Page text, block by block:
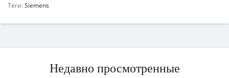
Теги:Siemens
Недавно просмотренные